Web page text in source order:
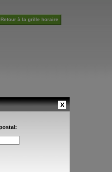
Retour à la grille horaire